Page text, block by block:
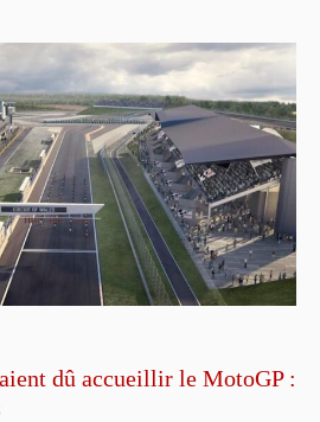
dû accueillir le MotoGP :